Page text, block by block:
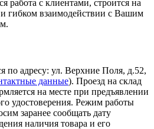
работа с клиентами, строится на
гибком взаимодействии с Вашим
по адресу: ул. Верхние Поля, д.52,
данные). Проезд на склад
на месте при предъявлении
удостоверения. Режим работы
заранее сообщать дату
наличия товара и его